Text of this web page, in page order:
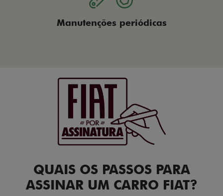
Manutenções periódicas
QUAIS OS PASSOS PARA
ASSINAR UM CARRO FIAT?​